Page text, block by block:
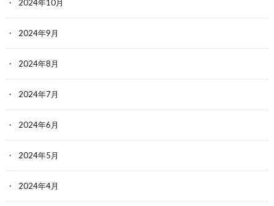
2024年10月
2024年9月
2024年8月
2024年7月
2024年6月
2024年5月
2024年4月